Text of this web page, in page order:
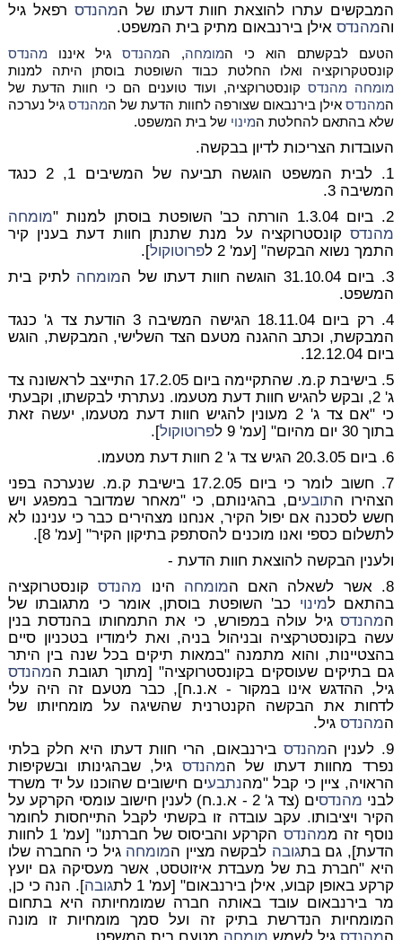
המבקשים עתרו להוצאת חוות דעתו של המהנדס רפאל גיל
והמהנדסאילן בירנבאום מתיק בית המשפט.
הטעם לבקשתם הוא כי המומחה, המהנדס גיל איננו מהנדס
קונסטקרוקציה ואלו החלטת כבוד השופטת בוסתן היתה למנות
מומחה מהנדסקונסטרוקציה, ועוד טוענים הם כי חוות הדעת של
המהנדסאילן בירנבאום שצורפה לחוות הדעת של המהנדסגיל נערכה
שלא בהתאם להחלטת המינוי של בית המשפט.
העובדות הצריכות לדיון בבקשה.
1. לבית המשפט הוגשה תביעה של המשיבים 1, 2 כנגד
המשיבה 3.
2. ביום 1.3.04 הורתה כב' השופטת בוסתן למנות "
מומחה
מהנדסקונסטרוקציה על מנת שתנתן חוות דעת בענין קיר
התמך נשוא הבקשה" [עמ' 2 ל
פרוטוקול].
3. ביום 31.10.04 הוגשה חוות דעתו של ה
מומחה לתיק בית
המשפט.
4. רק ביום 18.11.04 הגישה המשיבה 3 הודעת צד ג' כנגד
המבקשת, וכתב ההגנה מטעם הצד השלישי, המבקשת, הוגש
ביום 12.12.04.
5. בישיבת ק.מ. שהתקיימה ביום 17.2.05 התייצב לראשונה צד
ג' 2, ובקש להגיש חוות דעת מטעמו. נעתרתי לבקשתו, וקבעתי
כי "אם צד ג' 2 מעונין להגיש חוות דעת מטעמו, יעשה זאת
בתוך 30 יום מהיום" [עמ' 9 ל
פרוטוקול].
6. ביום 20.3.05 הגיש צד ג' 2 חוות דעת מטעמו.
7. חשוב לומר כי ביום 17.2.05 בישיבת ק.מ. שנערכה בפני
הצהירו התובעים, בהגינותם, כי "מאחר שמדובר במפגע ויש
חשש לסכנה אם יפול הקיר, אנחנו מצהירים כבר כי עניננו לא
לתשלום כספי ואנו מוכנים להסתפק בתיקון הקיר" [עמ' 8].
ולענין הבקשה להוצאת חוות הדעת -
8. אשר לשאלה האם ה
מומחה הינו מהנדסקונסטרוקציה
בהתאם למינוי כב' השופטת בוסתן, אומר כי מתגובתו של
המהנדסגיל עולה במפורש, כי את התמחותו בהנדסת בנין
עשה בקונסטרקציה ובניהול בניה, ואת לימודיו בטכניון סיים
בהצטיינות, והוא מתמנה "במאות תיקים בכל שנה בין היתר
גם בתיקים שעוסקים בקונסטרוקציה" [מתוך תגובת המהנדס
גיל, ההדגש אינו במקור - א.נ.ח], כבר מטעם זה היה עלי
לדחות את הבקשה הקנטרנית שהשיגה על מומחיותו של
המהנדסגיל.
9. לענין ה
מהנדס בירנבאום, הרי חוות דעתו היא חלק בלתי
נפרד מחוות דעתו של המהנדס גיל, שבהגינותו ובשקיפות
הראויה, ציין כי קבל "מהנתבעים חישובים שהוכנו על יד משרד
לבני מהנדס
ים (צד ג' 2 - א.נ.ח) לענין חישוב עומסי הקרקע על
הקיר ויציבותו. עקב עובדה זו בקשתי לקבל התייחסות לחומר
נוסף זה ממהנדס
הקרקע והביסוס של חברתנו" [עמ' 1 לחוות
הדעת], גם בתגובה לבקשה מציין המומחה גיל כי החברה שלו
היא "חברת בת של מעבדת איזוטסט, אשר מעסיקה גם יועץ
קרקע באופן קבוע, אילן בירנבאום" [עמ' 1 לת
גובה]. הנה כי כן,
מר בירנבאום עובד באותה חברה שמומחיותה היא בתחום
המומחיות הנדרשת בתיק זה ועל סמך מומחיות זו מונה
המהנדסגיל לשמש מומחה מטעם בית המשפט.